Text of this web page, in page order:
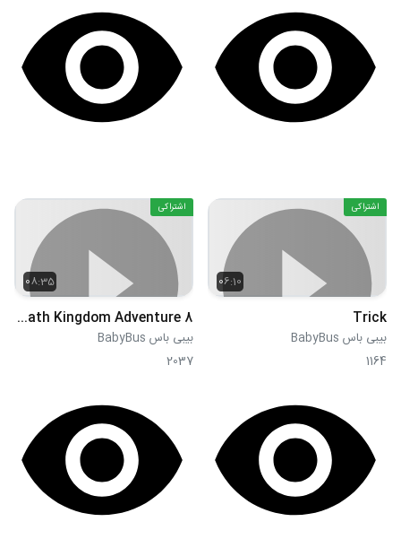
06:10
اشتراکی
Trick
بیبی باس BabyBus
1164
08:35
اشتراکی
Trapped on a Big Tree Learn Numbers Math Kingdom Adventure 8
بیبی باس BabyBus
2037